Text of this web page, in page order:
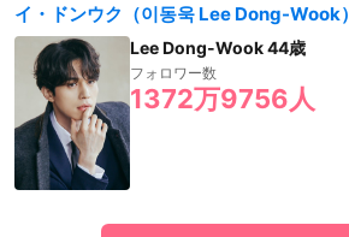
イ・ドンウク（이동욱 Lee Dong-Wook）
Lee Dong-Wook 44歳
フォロワー数
1372万9756人